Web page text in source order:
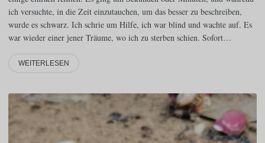
ich versuchte, in die Zeit einzutauchen, um das besser zu beschreiben,
wurde es schwarz. Ich schrie um Hilfe, ich war blind und wachte auf. Es
war wieder einer jener Träume, wo ich zu sterben schien. Sofort…
WEITERLESEN